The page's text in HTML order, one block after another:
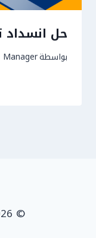
حل
بواسطةManager
© 2026 شركة الركن المثالي